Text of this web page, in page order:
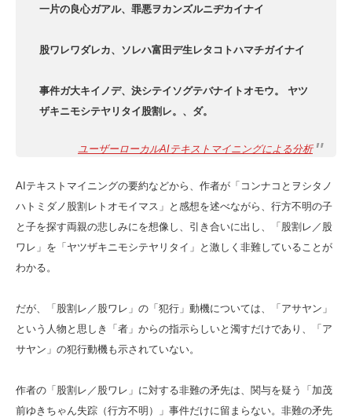
一片の良心ガアル、罪悪ヲカンズルニヂカイナイ
股ワレワダレカ、ソレハ富田デ生レタコトハマチガイナイ
事件ガ大キイノデ、決シテイソグテバナイトオモウ。 ヤツ
ザキニモシテヤリタイ股割レ。、ダ。
ユーザーローカルAIテキストマイニングによる分析
AIテキストマイニングの要約などから、作者が「コンナコとヲシタノ
ハトミダノ股割レトオモイマス」と感想を述べながら、行方不明の子
と子を探す両親の悲しみにを想像し、引き合いに出し、「股割レ／股
ワレ」を「ヤツザキニモシテヤリタイ」と激しく非難していることが
わかる。
だが、「股割レ／股ワレ」の「犯行」動機については、「アサヤン」
という人物と思しき「者」からの指示らしいと濁すだけであり、「ア
サヤン」の犯行動機も示されていない。
作者の「股割レ／股ワレ」に対する非難の矛先は、関与を疑う「加茂
前ゆきちゃん失踪（行方不明）」事件だけに留まらない。非難の矛先